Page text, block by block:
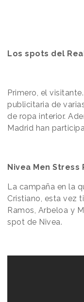
Los spots del
Primero, el
publicitaria de
de ropa interior.
Madrid han
Nivea Men Stress
La campaña en la
Cristiano, esta vez
Ramos, Arbeloa y
spot de Nivea.